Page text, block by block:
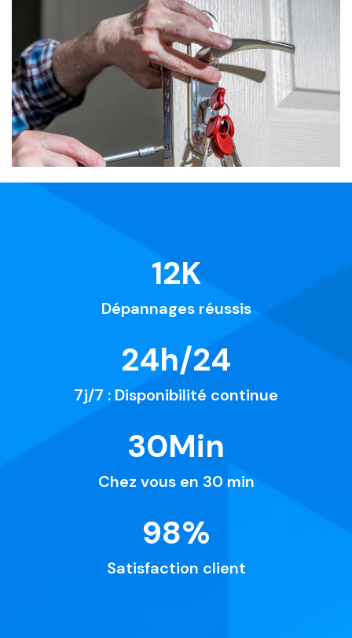
12K
Dépannages réussis
24h/24
7j/7 : Disponibilité continue
30Min
Chez vous en 30 min
98%
Satisfaction client